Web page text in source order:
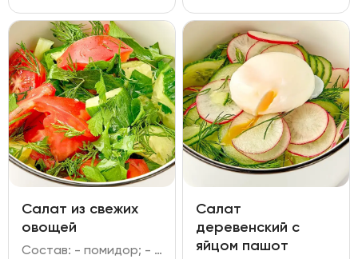
Салат из свежих
овощей
Состав: - помидор; - огурец; - зелень; - заправка на выбор.
Салат
деревенский с
яйцом пашот